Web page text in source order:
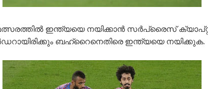
ഇന്ത്യയെ നയിക്കാൻ സർപ്രൈസ്
ബഹ്റൈനെതിരെ ഇന്ത്യയെ നയിക്കുക.